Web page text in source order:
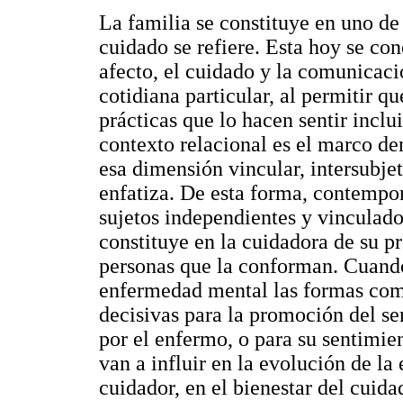
La familia se constituye en uno
cuidado se refiere. Esta hoy se
afecto, el cuidado y la
cotidiana particular, al permitir
prácticas que lo hacen sentir
contexto relacional es el marco
esa dimensión vincular,
enfatiza. De esta forma,
sujetos independientes y
constituye en la cuidadora de su
personas que la conforman.
enfermedad mental las formas
decisivas para la promoción del
por el enfermo, o para su
van a influir en la evolución de la
cuidador, en el bienestar del